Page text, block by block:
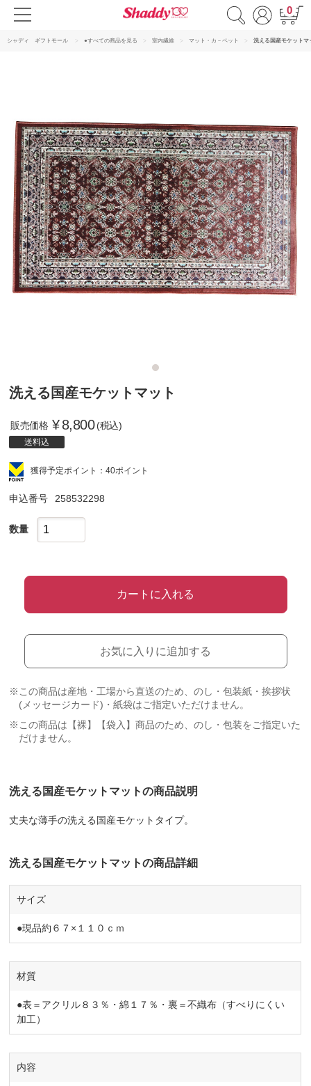
0
シャディ ギフトモール ●すべての商品を見る 室内繊維 マット・カ－ペット 洗える国産モケットマ
洗える国産モケットマット
販売価格 ¥8,800 (税込)
送料込
獲得予定ポイント：40ポイント
申込番号 258532298
数量
カートに入れる
お気に入りに追加する
※この商品は産地・工場から直送のため、のし・包装紙・挨拶状
(メッセージカード)・紙袋はご指定いただけません。
※この商品は【裸】【袋入】商品のため、のし・包装をご指定いた
だけません。
洗える国産モケットマットの商品説明
丈夫な薄手の洗える国産モケットタイプ。
洗える国産モケットマットの商品詳細
サイズ
●現品約６７×１１０ｃｍ
材質
●表＝アクリル８３％・綿１７％・裏＝不織布（すべりにくい
加工）
内容